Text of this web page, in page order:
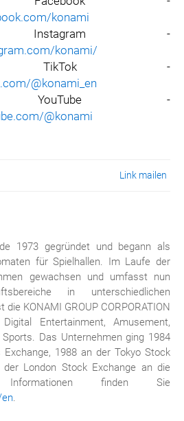
konami
Instagram -
konami/
TikTok -
@konami_en
YouTube -
@konami
Link mailen
1973 gegründet und begann als
für Spielhallen. Im Laufe der
gewachsen und umfasst nun
in unterschiedlichen
KONAMI GROUP CORPORATION
Entertainment, Amusement,
Das Unternehmen ging 1984
1988 an der Tokyo Stock
London Stock Exchange an die
finden Sie
.